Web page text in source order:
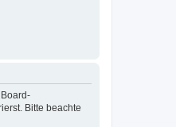
Bitte beachte